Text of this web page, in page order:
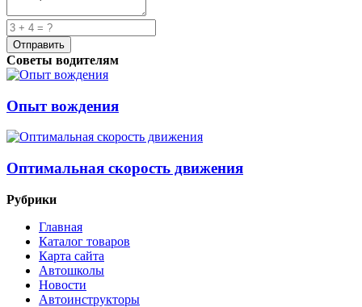
Советы водителям
Опыт вождения
Оптимальная скорость движения
Рубрики
Главная
Каталог товаров
Карта сайта
Автошколы
Новости
Автоинструкторы